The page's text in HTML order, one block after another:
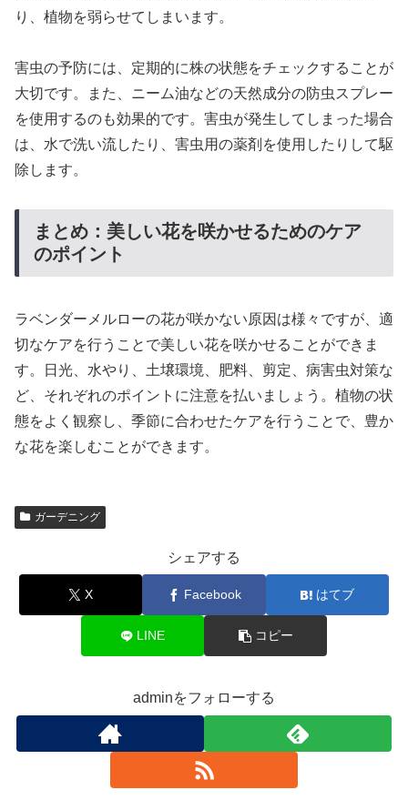
り、植物を弱らせてしまいます。
害虫の予防には、定期的に株の状態をチェックすることが
大切です。また、ニーム油などの天然成分の防虫スプレー
を使用するのも効果的です。害虫が発生してしまった場合
は、水で洗い流したり、害虫用の薬剤を使用したりして駆
除します。
まとめ：美しい花を咲かせるためのケア
のポイント
ラベンダーメルローの花が咲かない原因は様々ですが、適
切なケアを行うことで美しい花を咲かせることができま
す。日光、水やり、土壌環境、肥料、剪定、病害虫対策な
ど、それぞれのポイントに注意を払いましょう。植物の状
態をよく観察し、季節に合わせたケアを行うことで、豊か
な花を楽しむことができます。
ガーデニング
シェアする
X Facebook はてブ
LINE コピー
adminをフォローする